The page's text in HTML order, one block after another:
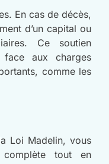
En cas de décès,
d’un capital ou
Ce soutien
aux charges
comme les
Loi Madelin, vous
complète tout en